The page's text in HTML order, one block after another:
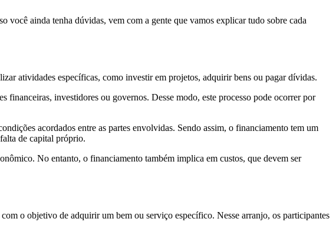
você ainda tenha dúvidas, vem com a gente que vamos explicar tudo sobre cada
atividades específicas, como investir em projetos, adquirir bens ou pagar dívidas.
financeiras, investidores ou governos. Desse modo, este processo pode ocorrer por
acordados entre as partes envolvidas. Sendo assim, o financiamento tem um
de capital próprio.
No entanto, o financiamento também implica em custos, que devem ser
o objetivo de adquirir um bem ou serviço específico. Nesse arranjo, os participantes